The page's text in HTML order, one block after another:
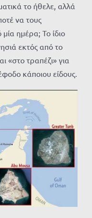
το ήθελε, αλλά
να τους
ημέρα; Το ίδιο
εκτός από το
«στο τραπέζι» για
κάποιου είδους.